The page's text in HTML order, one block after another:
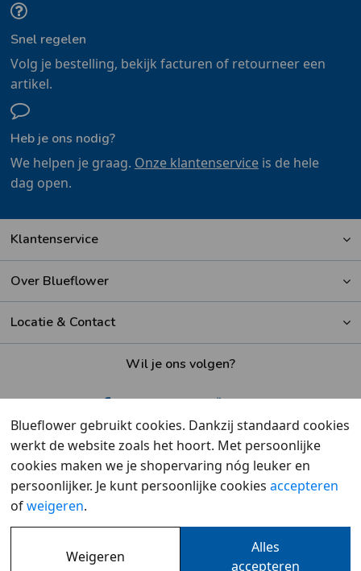
Snel regelen
Volg je bestelling, bekijk facturen of retourneer een
artikel.
Heb je ons nodig?
We helpen je graag. Onze klantenserviceis de hele
dag open.
Klantenservice
Over Blueflower
Locatie & Contact
Wil je ons volgen?
door klanten
Overzicht Privacy
Blueflower gebruikt cookies. Dankzij standaard cookies
werkt de website zoals het hoort. Met persoonlijke
cookies maken we je shopervaring nóg leuker en
persoonlijker. Je kunt persoonlijke cookies accepteren
ofweigeren.
Weigeren
Alles
accepteren